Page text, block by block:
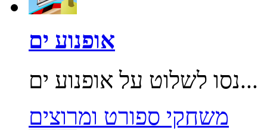
אופנוע ים
נסו לשלוט על אופנוע ים...
משחקי ספורט ומרוצים